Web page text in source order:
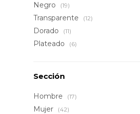
Negro (19)
Transparente (12)
Dorado (11)
Plateado (6)
Sección
Hombre (17)
Mujer (42)